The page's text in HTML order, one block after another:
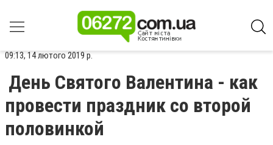
09:13, 14 лютого 2019 р.
День Святого Валентина - как
провести праздник со второй
половинкой